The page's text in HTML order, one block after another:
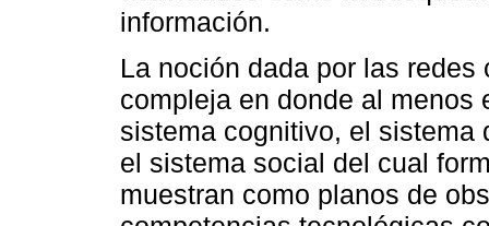
información.
La noción dada por las
compleja en donde al menos
sistema cognitivo, el sistema
el sistema social del cual
muestran como planos de